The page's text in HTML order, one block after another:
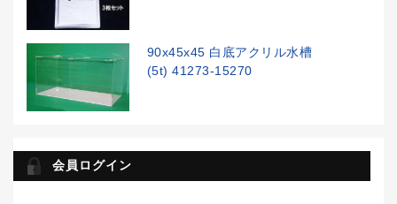
90x45x45 白底アクリル水槽
(5t) 41273-15270
会員ログイン